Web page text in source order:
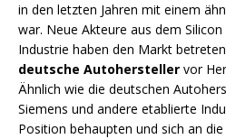
in den letzten Jahren mit einem
war. Neue Akteure aus dem
Industrie haben den Markt
deutsche Autohersteller vor
Ähnlich wie die deutschen
Siemens und andere etablierte
Position behaupten und sich an